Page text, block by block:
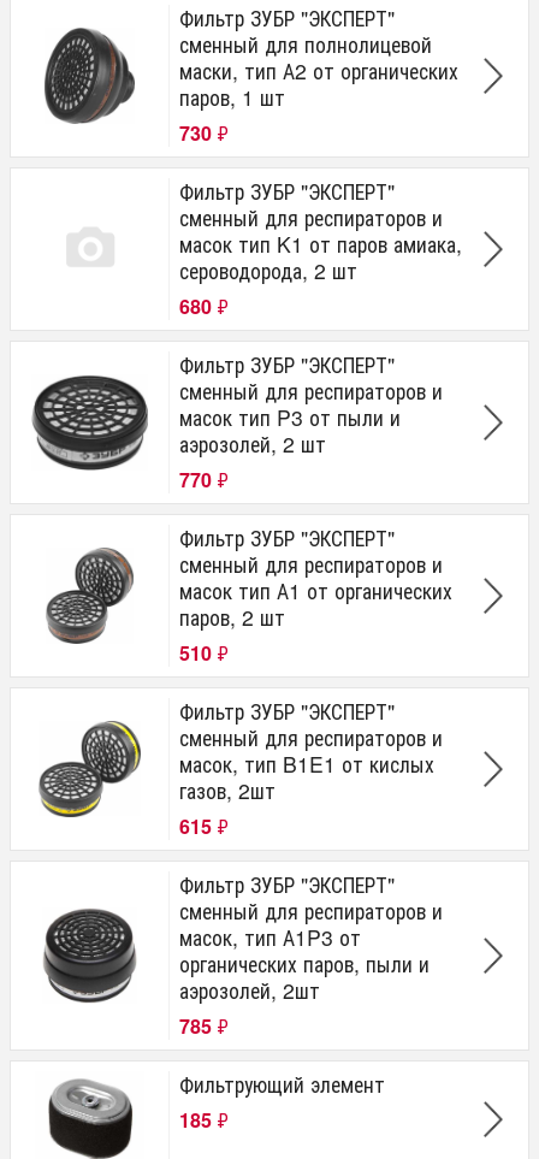
Фильтр ЗУБР "ЭКСПЕРТ"
сменный для полнолицевой
маски, тип А2 от органических
паров, 1 шт
730 ₽
Фильтр ЗУБР "ЭКСПЕРТ"
сменный для респираторов и
масок тип K1 от паров амиака,
сероводорода, 2 шт
680 ₽
Фильтр ЗУБР "ЭКСПЕРТ"
сменный для респираторов и
масок тип P3 от пыли и
аэрозолей, 2 шт
770 ₽
Фильтр ЗУБР "ЭКСПЕРТ"
сменный для респираторов и
масок тип А1 от органических
паров, 2 шт
510 ₽
Фильтр ЗУБР "ЭКСПЕРТ"
сменный для респираторов и
масок, тип B1E1 от кислых
газов, 2шт
615 ₽
Фильтр ЗУБР "ЭКСПЕРТ"
сменный для респираторов и
масок, тип А1P3 от
органических паров, пыли и
аэрозолей, 2шт
785 ₽
Фильтрующий элемент
185 ₽